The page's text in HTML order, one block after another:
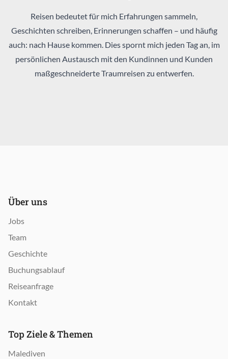
Reisen bedeutet für mich Erfahrungen sammeln,
Geschichten schreiben, Erinnerungen schaffen – und häufig
auch: nach Hause kommen. Dies spornt mich jeden Tag an, im
persönlichen Austausch mit den Kundinnen und Kunden
maßgeschneiderte Traumreisen zu entwerfen.
Über uns
Jobs
Team
Geschichte
Buchungsablauf
Reiseanfrage
Kontakt
Top Ziele & Themen
Malediven